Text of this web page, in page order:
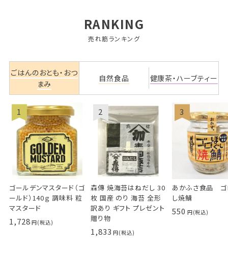
RANKING
売れ筋ランキング
ごはんのおとも・おつ
まみ
自然食品 健康茶・ハーブティー
ゴールデンマスタード（ゴ
ールド）140ｇ 調味料 粒
マスタード
1,728
森傳 焼海苔はねだし 30
枚 国産 のり 海苔 全形
訳あり ギフト プレゼント
贈り物
1,833
あかふさ食品 ゴ
し焼鯖
550